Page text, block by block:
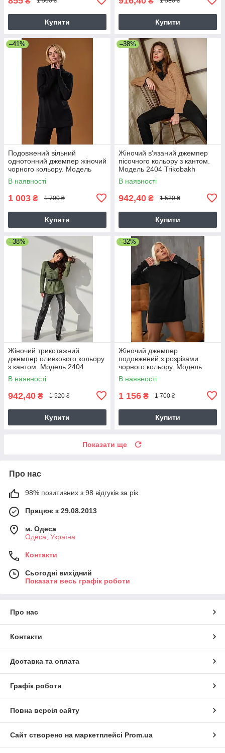
Купити Купити
–41%
Подовжений вільний
однотонний джемпер жіночий
чорного кольору. Модель
2706 Trikobakh
В наявності
1 003 ₴ 1 700 ₴
Купити
–38%
Жіночий в'язаний джемпер
пісочного кольору з кантом.
Модель 2404 Trikobakh
В наявності
942,40 ₴ 1 520 ₴
Купити
–38%
Жіночий трикотажний
джемпер оливкового кольору
з кантом. Модель 2404
Trikobakh
В наявності
942,40 ₴ 1 520 ₴
Купити
–32%
Жіночий джемпер
подовжений з розрізами
чорного кольору. Модель
2442 Trikobakh
В наявності
1 156 ₴ 1 700 ₴
Купити
Показати ще
Про нас
98% позитивних з 98 відгуків за рік
Працює з 29.08.2013
м. Одеса
Одеса, Україна
Контакти
Сьогодні вихідний
Показати весь графік роботи
Про нас
Контакти
Доставка та оплата
Графік роботи
Повна версія сайту
Сайт створено на маркетплейсі Prom.ua